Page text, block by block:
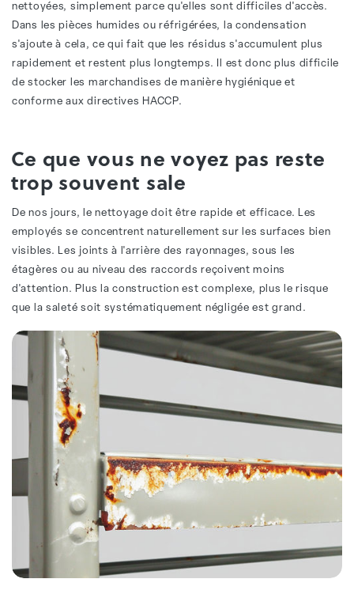
nettoyées, simplement parce qu'elles sont difficiles d'accès.
Dans les pièces humides ou réfrigérées, la condensation
s'ajoute à cela, ce qui fait que les résidus s'accumulent plus
rapidement et restent plus longtemps. Il est donc plus difficile
de stocker les marchandises de manière hygiénique et
conforme aux directives HACCP.
Ce que vous ne voyez pas reste
trop souvent sale
De nos jours, le nettoyage doit être rapide et efficace. Les
employés se concentrent naturellement sur les surfaces bien
visibles. Les joints à l'arrière des rayonnages, sous les
étagères ou au niveau des raccords reçoivent moins
d'attention. Plus la construction est complexe, plus le risque
que la saleté soit systématiquement négligée est grand.